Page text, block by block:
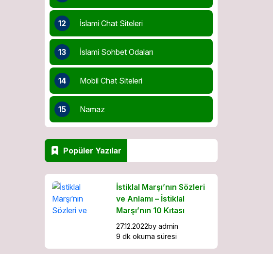
12 İslami Chat Siteleri
13 İslami Sohbet Odaları
14 Mobil Chat Siteleri
15 Namaz
Popüler Yazılar
İstiklal Marşı’nın Sözleri
ve Anlamı – İstiklal
Marşı’nın 10 Kıtası
27.12.2022by admin
9 dk okuma süresi